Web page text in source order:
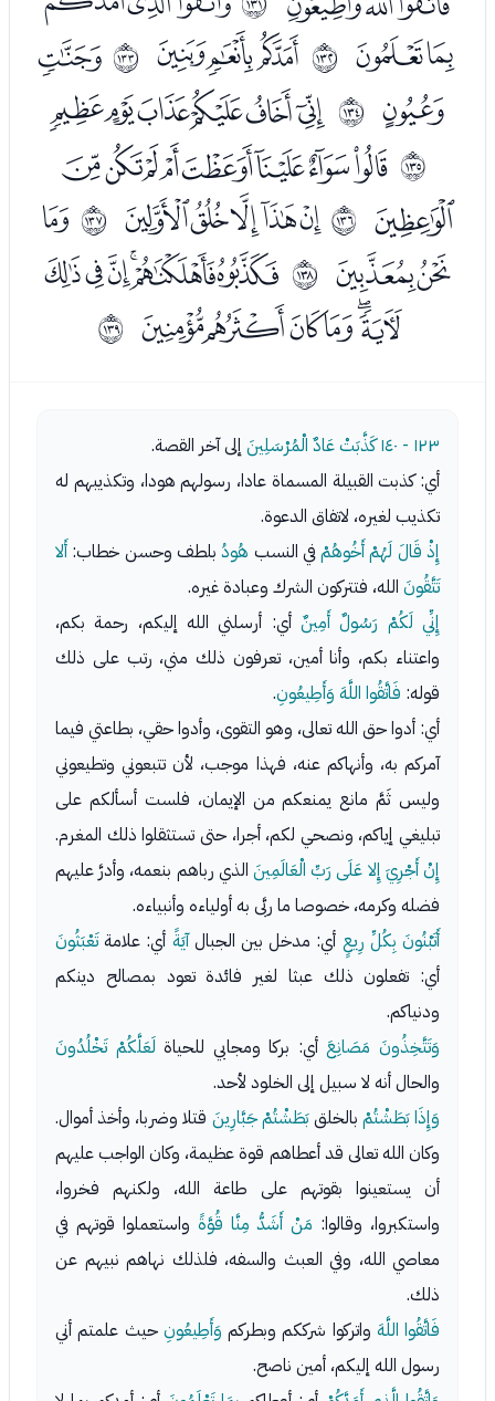
ﯻﯼ ﲃ ﯾﯿﰀ ﲄ ﰂ
ﰃ ﲅ ﰅﰆﰇﰈﰉﰊ
ﲆ ﰌﰍﰎﰏﰐﰑﰒﰓ
ﰔ ﲇﭑﭒﭓﭔﭕ ﲈ ﭗ
ﭘﭙ ﲉ ﭛﭜﭝﭞﭟﭠ
ﭡﭢﭣﭤﭥﭦ ﲊ
١٢٣ - ١٤٠ كَذَّبَتْ عَادٌ الْمُرْسَلِينَ إلى آخر القصة.
أي: كذبت القبيلة المسماة عادا، رسولهم هودا، وتكذيبهم له
تكذيب لغيره، لاتفاق الدعوة.
إِذْ قَالَ لَهُمْ أَخُوهُمْفي النسب هُودُبلطف وحسن خطاب: أَلا
تَتَّقُونَ الله، فتتركون الشرك وعبادة غيره.
إِنِّي لَكُمْ رَسُولٌ أَمِينٌ أي: أرسلني الله إليكم، رحمة بكم،
واعتناء بكم، وأنا أمين، تعرفون ذلك مني، رتب على ذلك
قوله: فَاتَّقُوا اللَّهَ وَأَطِيعُونِ.
أي: أدوا حق الله تعالى، وهو التقوى، وأدوا حقي، بطاعتي فيما
آمركم به، وأنهاكم عنه، فهذا موجب، لأن تتبعوني وتطيعوني
وليس ثَمَّ مانع يمنعكم من الإيمان، فلست أسألكم على
تبليغي إياكم، ونصحي لكم، أجرا، حتى تستثقلوا ذلك المغرم.
إِنْ أَجْرِيَ إِلا عَلَى رَبِّ الْعَالَمِينَ الذي رباهم بنعمه، وأدرَّ عليهم
فضله وكرمه، خصوصا ما ربَّى به أولياءه وأنبياءه.
أَتَبْنُونَ بِكُلِّ رِيعٍ أي: مدخل بين الجبالآيَةً أي: علامةتَعْبَثُونَ
أي: تفعلون ذلك عبثا لغير فائدة تعود بمصالح دينكم
ودنياكم.
وَتَتَّخِذُونَ مَصَانِعَأي: بركا ومجابي للحياة لَعَلَّكُمْ تَخْلُدُونَ
والحال أنه لا سبيل إلى الخلود لأحد.
وَإِذَا بَطَشْتُمْ بالخلقبَطَشْتُمْ جَبَّارِينَ قتلا وضربا، وأخذ أموال.
وكان الله تعالى قد أعطاهم قوة عظيمة، وكان الواجب عليهم
أن يستعينوا بقوتهم على طاعة الله، ولكنهم فخروا،
واستكبروا، وقالوا: مَنْ أَشَدُّ مِنَّا قُوَّةً واستعملوا قوتهم في
معاصي الله، وفي العبث والسفه، فلذلك نهاهم نبيهم عن
ذلك.
فَاتَّقُوا اللَّهَ واتركوا شرككم وبطركم وَأَطِيعُونِ حيث علمتم أني
رسول الله إليكم، أمين ناصح.